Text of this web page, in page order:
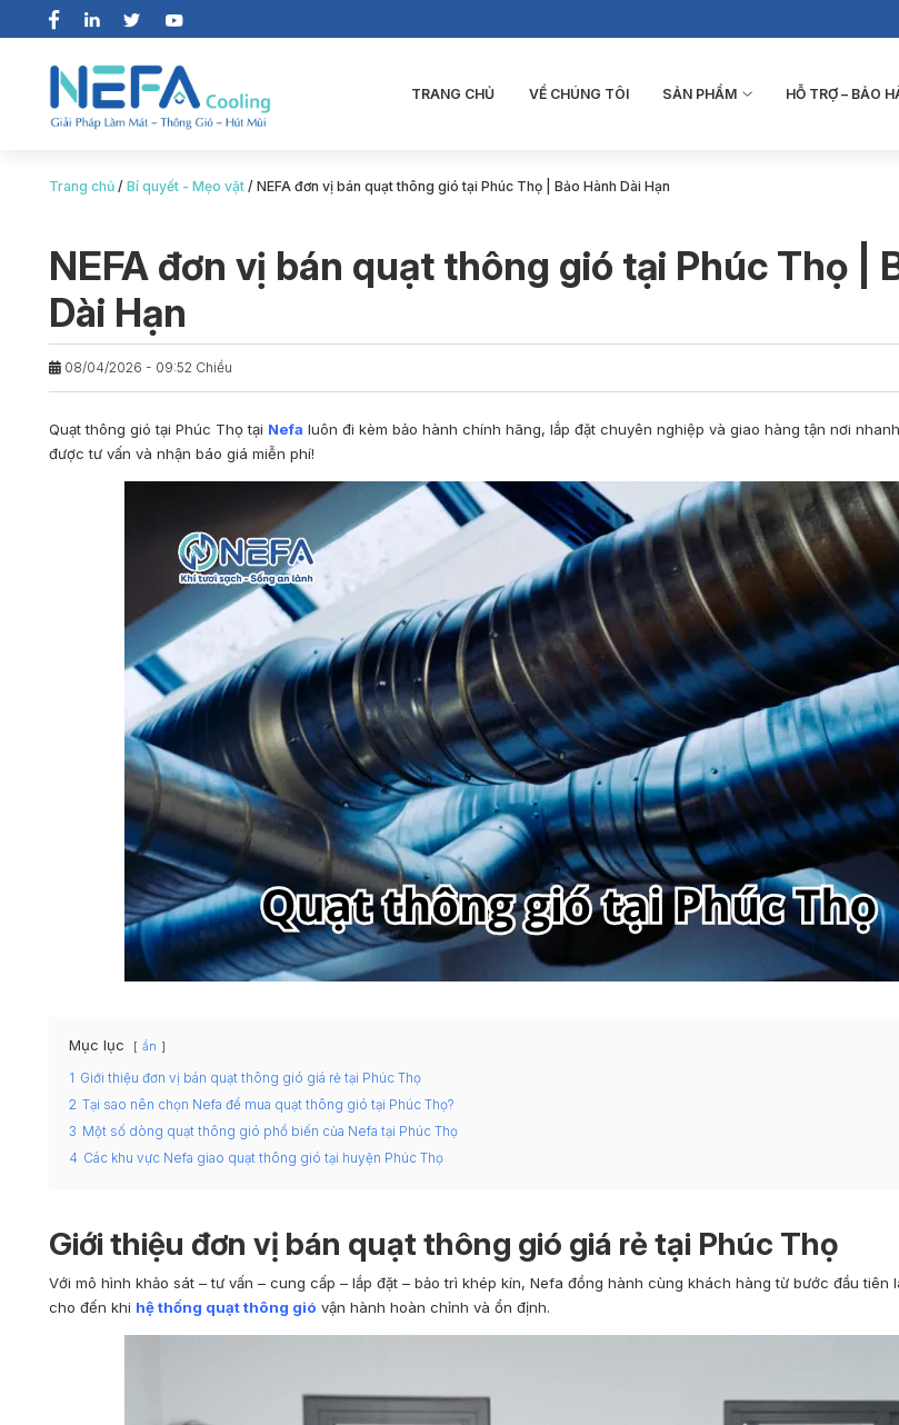
TRANG CHỦ VỀ CHÚNG TÔI SẢN PHẨM HỖ TRỢ – BẢO
Trang chủ /Bí quyết - Mẹo vặt /NEFA đơn vị bán quạt thông gió tại Phúc Thọ | Bảo Hành Dài Hạn
NEFA đơn vị bán quạt thông gió tại Phúc Thọ |
Dài Hạn
08/04/2026 - 09:52 Chiều
Quạt thông gió tại Phúc Thọtại Nefa luôn đi kèm bảo hành chính hãng, lắp đặt chuyên nghiệp và giao hàng tận nơi
được tư vấn và nhận báo giá miễn phí!
Mục lục ẩn
1 Giới thiệu đơn vị bán quạt thông gió giá rẻ tại Phúc Thọ
2 Tại sao nên chọn Nefa để mua quạt thông gió tại Phúc Thọ?
3 Một số dòng quạt thông gió phổ biến của Nefa tại Phúc Thọ
4 Các khu vực Nefa giao quạt thông gió tại huyện Phúc Thọ
Giới thiệu đơn vị bán quạt thông gió giá rẻ tại Phúc Thọ
Với mô hìnhkhảo sát – tư vấn – cung cấp – lắp đặt – bảo trì khép kín, Nefa đồng hành cùng khách hàng từ bước đầu tiên
cho đến khi hệ thống quạt thông gió vận hành hoàn chỉnh và ổn định.